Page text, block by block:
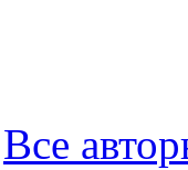
Все